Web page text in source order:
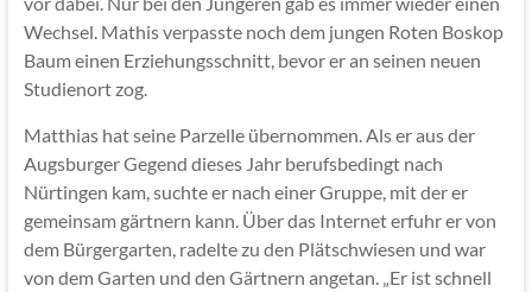
Wechsel. Mathis verpasste noch dem jungen Roten Boskop
Baum einen Erziehungsschnitt, bevor er an seinen neuen
Studienort zog.
Matthias hat seine Parzelle übernommen. Als er aus der
Augsburger Gegend dieses Jahr berufsbedingt nach
Nürtingen kam, suchte er nach einer Gruppe, mit der er
gemeinsam gärtnern kann. Über das Internet erfuhr er von
dem Bürgergarten, radelte zu den Plätschwiesen und war
von dem Garten und den Gärtnern angetan. „Er ist schnell